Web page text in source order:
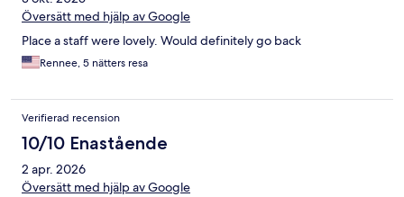
Översätt med hjälp av Google
Place a staff were lovely. Would definitely go back
Rennee, 5 nätters resa
Verifierad recension
10/10 Enastående
2 apr. 2026
Översätt med hjälp av Google